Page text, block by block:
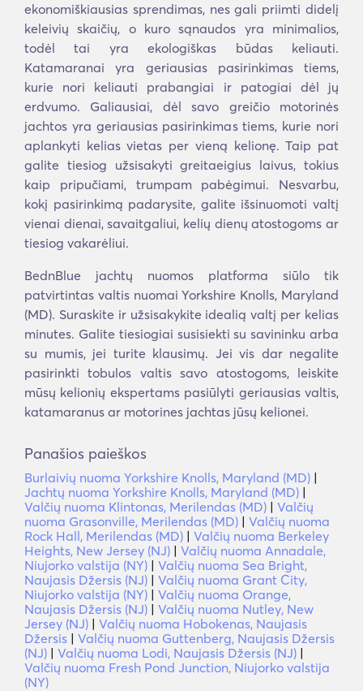
ekonomiškiausias sprendimas, nes gali priimti didelį
keleivių skaičių, o kuro sąnaudos yra minimalios,
todėl tai yra ekologiškas būdas keliauti.
Katamaranai yra geriausias pasirinkimas tiems,
kurie nori keliauti prabangiai ir patogiai dėl jų
erdvumo. Galiausiai, dėl savo greičio motorinės
jachtos yra geriausias pasirinkimas tiems, kurie nori
aplankyti kelias vietas per vieną kelionę. Taip pat
galite tiesiog užsisakyti greitaeigius laivus, tokius
kaip pripučiami, trumpam pabėgimui. Nesvarbu,
kokį pasirinkimą padarysite, galite išsinuomoti valtį
vienai dienai, savaitgaliui, kelių dienų atostogoms ar
tiesiog vakarėliui.
BednBlue jachtų nuomos platforma siūlo tik
patvirtintas valtis nuomai Yorkshire Knolls, Maryland
(MD). Suraskite ir užsisakykite idealią valtį per kelias
minutes. Galite tiesiogiai susisiekti su savininku arba
su mumis, jei turite klausimų. Jei vis dar negalite
pasirinkti tobulos valtis savo atostogoms, leiskite
mūsų kelionių ekspertams pasiūlyti geriausias valtis,
katamaranus ar motorines jachtas jūsų kelionei.
Panašios paieškos
Burlaivių nuoma Yorkshire Knolls, Maryland (MD) |
Jachtų nuoma Yorkshire Knolls, Maryland (MD) |
Valčių nuoma Klintonas, Merilendas (MD) | Valčių
nuoma Grasonville, Merilendas (MD) | Valčių nuoma
Rock Hall, Merilendas (MD) | Valčių nuoma Berkeley
Heights, New Jersey (NJ) | Valčių nuoma Annadale,
Niujorko valstija (NY) | Valčių nuoma Sea Bright,
Naujasis Džersis (NJ) | Valčių nuoma Grant City,
Niujorko valstija (NY) | Valčių nuoma Orange,
Naujasis Džersis (NJ) | Valčių nuoma Nutley, New
Jersey (NJ) | Valčių nuoma Hobokenas, Naujasis
Džersis | Valčių nuoma Guttenberg, Naujasis Džersis
(NJ) | Valčių nuoma Lodi, Naujasis Džersis (NJ) |
Valčių nuoma Fresh Pond Junction, Niujorko valstija
(NY)